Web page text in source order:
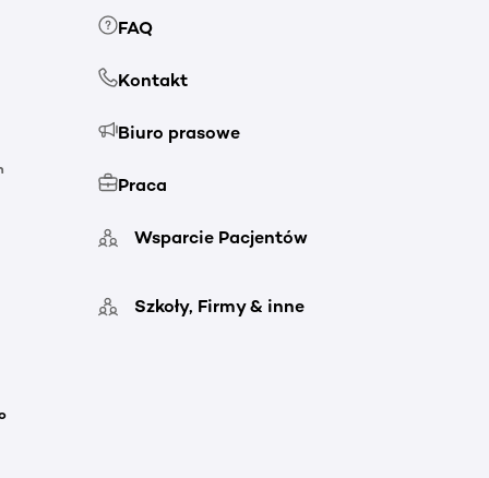
FAQ
Kontakt
Biuro prasowe
Praca
Wsparcie Pacjentów
Szkoły, Firmy & inne